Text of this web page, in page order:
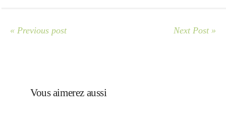
cupcake
« Previous post Next Post »
Vous aimerez aussi